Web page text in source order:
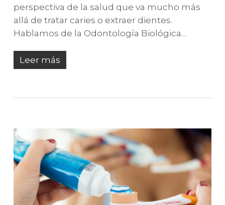
perspectiva de la salud que va mucho más
allá de tratar caries o extraer dientes.
Hablamos de la Odontología Biológica…
Leer más